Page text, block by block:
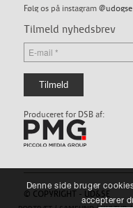
Følg os på instagram @udogse
Tilmeld nyhedsbrev
Produceret for DSB af:
© COPYRIGHT - UD&SE
Denne side bruger
accepterer